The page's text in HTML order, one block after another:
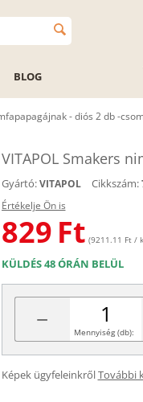
BLOG
- diós 2 db -
VITAPOL Smakers
Gyártó: VITAPOL Cikkszám:
Értékelje Ön is
829 Ft (9211.11 Ft /
KÜLDÉS 48 ÓRÁN BELÜL
− Mennyiség (db):
Képek ügyfeleinkrőlTovábbi